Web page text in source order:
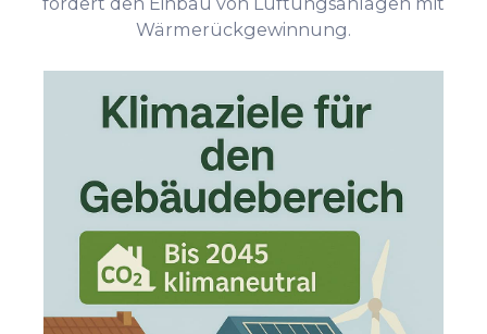
Wärmerückgewinnung.